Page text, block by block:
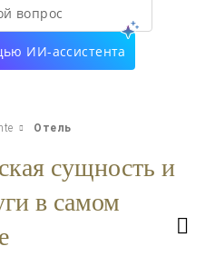
вопрос
ИИ-ассистента
Отель
сущность и
в самом